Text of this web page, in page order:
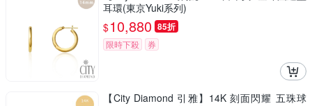
耳環(東京Yuki系列)
$10,880 85折
限時下殺 券
【City Diamond 引雅】14K 刻面閃耀 五珠球